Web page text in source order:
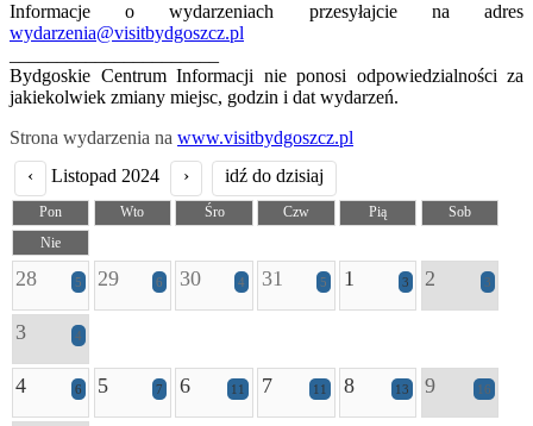
Informacje o wydarzeniach przesyłajcie na adres
wydarzenia@visitbydgoszcz.pl
Bydgoskie Centrum Informacji nie ponosi odpowiedzialności za
jakiekolwiek zmiany miejsc, godzin i dat wydarzeń.
Strona wydarzenia na www.visitbydgoszcz.pl
‹
Listopad 2024 › idź do dzisiaj
Pon Wto Śro Czw Pią
Sob
Nie
28 5 29 6 30 4 31 5 1 3 2 3
3 4
4 6 5 7 6 11 7 11 8 13 9 16